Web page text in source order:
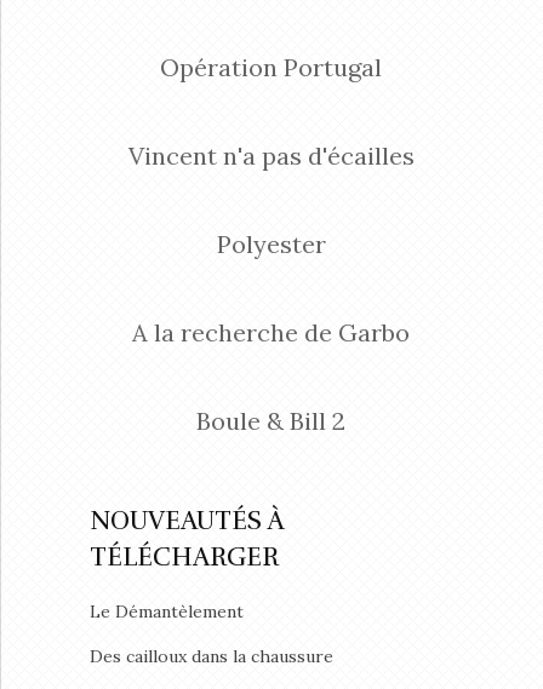
Opération Portugal
Vincent n'a pas d'écailles
Polyester
A la recherche de Garbo
Boule & Bill 2
NOUVEAUTÉS À
TÉLÉCHARGER
Le Démantèlement
Des cailloux dans la chaussure